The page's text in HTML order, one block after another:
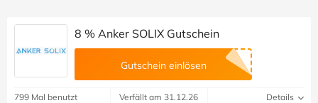
8 % Anker SOLIX Gutschein
Gutschein einlösen
799 Mal benutzt Verfällt am 31.12.26 Details